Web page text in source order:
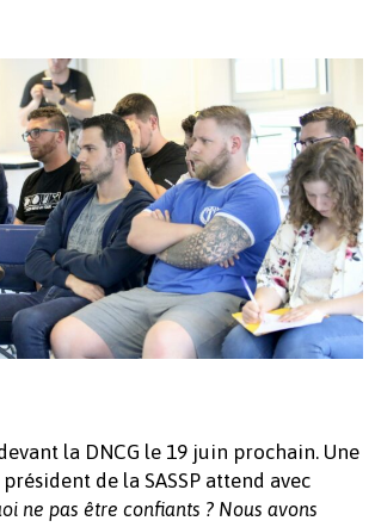
la DNCG le 19 juin prochain. Une
de la SASSP attend avec
ne pas être confiants ? Nous avons